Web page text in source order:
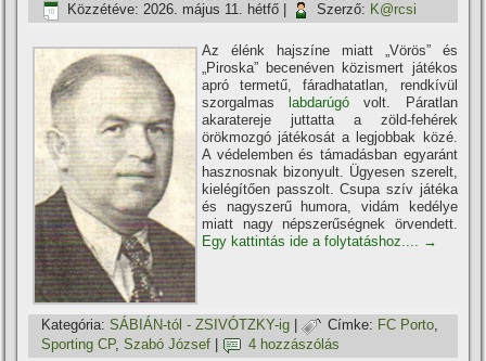
Közzétéve: 2026. május 11. hétfő Szerző: K@rcsi
Az élénk hajszí­ne miatt „Vörös” és
„Piroska” becenéven közismert játékos
apró termetű, fáradhatatlan, rendkí­vül
szorgalmas
labdarúgó volt. Páratlan
akaratereje juttatta a zöld-fehérek
örökmozgó játékosát a legjobbak közé.
A védelemben és támadásban egyaránt
hasznosnak bizonyult. Ügyesen szerelt,
kielégí­tően passzolt. Csupa szí­v játéka
és nagyszerű humora, vidám kedélye
miatt nagy népszerűségnek örvendett.
Egy kattintás ide a folytatáshoz....
→
Kategória: SÁBIÁN-tól - ZSIVÓTZKY-ig Címke: FC Porto
Sporting CP,Szabó József 4 hozzászólás